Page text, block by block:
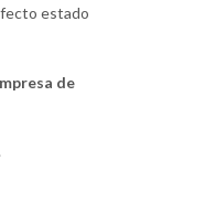
estado
de